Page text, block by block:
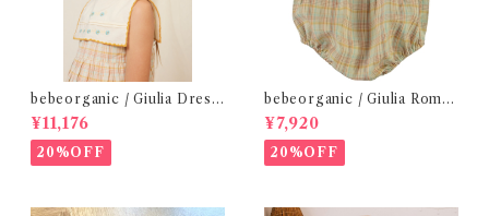
bebeorganic / Giulia Dress
Lagoon Check (2-6y)
¥11,176
20%OFF
bebeorganic / Giulia Romp
er Lagoon Check( 6・12ｍ)
¥7,920
20%OFF